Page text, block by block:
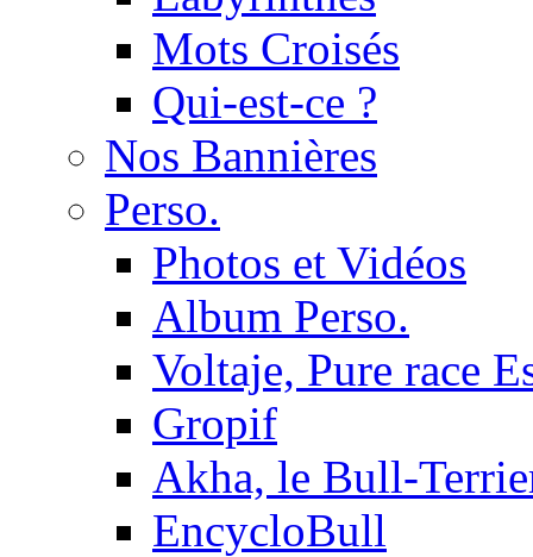
Mots Croisés
Qui-est-ce ?
Nos Bannières
Perso.
Photos et Vidéos
Album Perso.
Voltaje, Pure race
Gropif
Akha, le Bull-
EncycloBull